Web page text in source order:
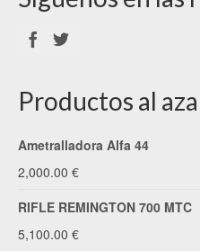
Productos al
Ametralladora Alfa 44
2,000.00 €
RIFLE REMINGTON 700 MTC
5,100.00 €